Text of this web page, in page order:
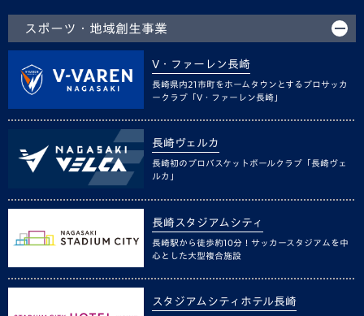
スポーツ・地域創生事業
V・ファーレン長崎
長崎県内21市町をホームタウンとするプロサッカ
ークラブ「V・ファーレン長崎」
長崎ヴェルカ
長崎初のプロバスケットボールクラブ「長崎ヴェ
ルカ」
長崎スタジアムシティ
長崎駅から徒歩約10分！サッカースタジアムを中
心とした大型複合施設
スタジアムシティホテル長崎